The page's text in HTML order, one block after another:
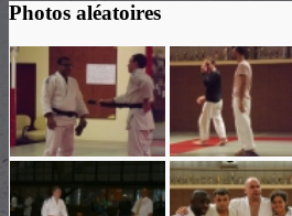
Photos aléatoires